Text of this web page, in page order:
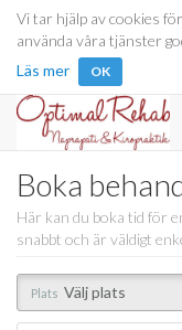
Vi tar hjälp av cookies
använda våra tjänster
Läs mer
OK
Boka
Här kan du boka tid för
snabbt och är väldigt
Plats Välj plats